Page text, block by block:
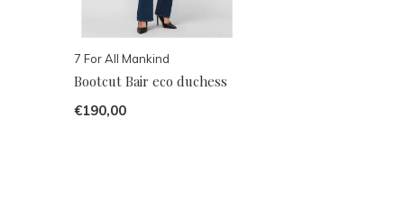
7 For All Mankind
Bootcut Bair eco duchess
€190,00